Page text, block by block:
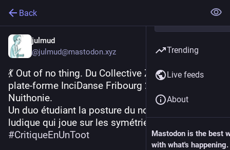
Back
julmud
@julmud@mastodon.xyz
💃 Out of no thing. Du Collective Zookunft.Project,
plate-forme InciDanse Fribourg 2024, à
Nuithonie.
Un duo étudiant la posture du non. Un côté très
ludique qui joue sur les symétries des attitudes.
#CritiqueEnUnToot
Trending
Live feeds
About
Mastodon is the best
with what's happening.